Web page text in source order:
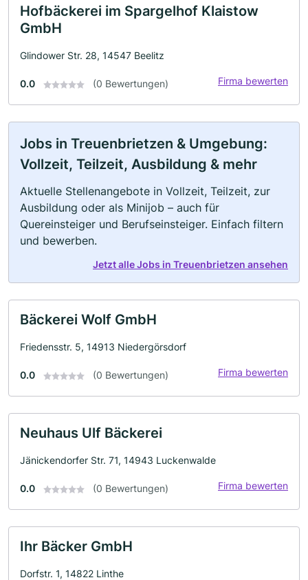
Hofbäckerei im Spargelhof Klaistow
GmbH
Glindower Str. 28, 14547 Beelitz
0.0 (0 Bewertungen) Firma bewerten
Jobs in Treuenbrietzen & Umgebung:
Vollzeit, Teilzeit, Ausbildung & mehr
Aktuelle Stellenangebote in Vollzeit, Teilzeit, zur
Ausbildung oder als Minijob – auch für
Quereinsteiger und Berufseinsteiger. Einfach filtern
und bewerben.
Jetzt alle Jobs in Treuenbrietzen ansehen
Bäckerei Wolf GmbH
Friedensstr. 5, 14913 Niedergörsdorf
0.0 (0 Bewertungen) Firma bewerten
Neuhaus Ulf Bäckerei
Jänickendorfer Str. 71, 14943 Luckenwalde
0.0 (0 Bewertungen) Firma bewerten
Ihr Bäcker GmbH
Dorfstr. 1, 14822 Linthe